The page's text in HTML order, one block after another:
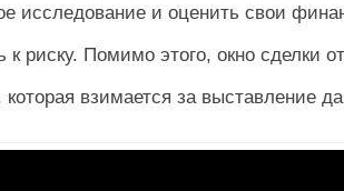
исследование и оценить свои
к риску. Помимо этого, окно сделки
взимается за выставление